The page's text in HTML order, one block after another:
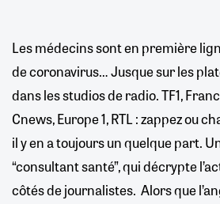
Les médecins sont en première
de coronavirus… Jusque sur les
dans les studios de radio. TF1,
Cnews, Europe 1, RTL : zappez ou
il y en a toujours un quelque part.
“consultant santé”, qui décrypte
côtés de journalistes. Alors que